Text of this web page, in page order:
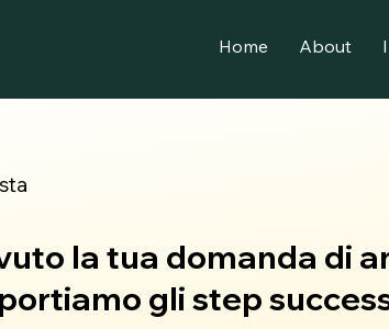
Home About
la tua domanda di
gli step